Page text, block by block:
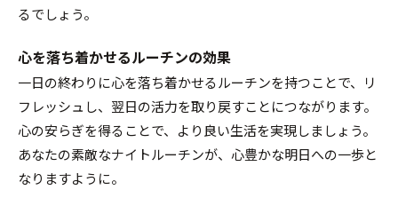
るでしょう。
心を落ち着かせるルーチンの効果
一日の終わりに心を落ち着かせるルーチンを持つことで、リ
フレッシュし、翌日の活力を取り戻すことにつながります。
心の安らぎを得ることで、より良い生活を実現しましょう。
あなたの素敵なナイトルーチンが、心豊かな明日への一歩と
なりますように。